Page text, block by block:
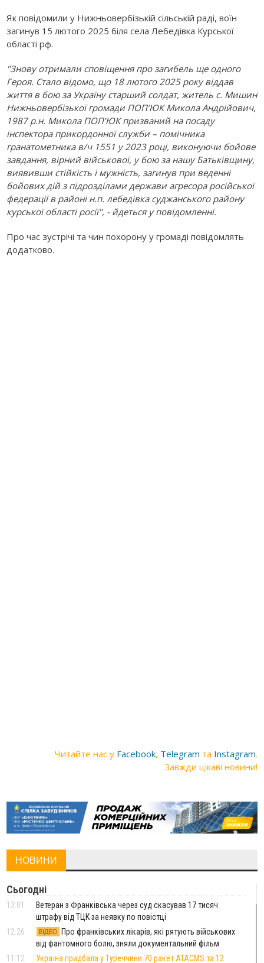
Як повідомили у Нижньовербізькій сільській раді, воїн
загинув 15 лютого 2025 біля села Лебедівка Курської
області рф.
"Знову отримали сповіщення про загибель ще одного
Героя. Стало відомо, що 18 лютого 2025 року віддав
життя в бою за Україну старший солдат, житель с. Мишин
Нижньовербізької громади ПОП’ЮК Микола Андрійович,
1987 р.н. Микола ПОП’ЮК призваний на посаду
інспектора прикордонної служби – помічника
гранатометника в/ч 1551 у 2023 році, виконуючи бойове
завдання, вірний військової, у бою за нашу Батьківщину,
виявивши стійкість і мужність, загинув при веденні
бойових дій з підрозділами держави агресора російської
федерації в районі н.п. лебедівка суджанського району
курської області росії", - йдеться у повідомленні.
Про час зустрічі та чин похорону у громаді повідомлять
додатково.
Читайте нас у Facebook, Telegram та Instagram.
Завжди цікаві новини!
НОВИНИ
Сьогодні
13:01
Ветеран з Франківська через суд скасував 17 тисяч
штрафу від ТЦК за неявку по повістці
12:26
ВІДЕО
Про франківських лікарів, які рятують військових
від фантомного болю, зняли документальний фільм
11:12
Україна придбала у Туреччини 70 ракет ATACMS та 12